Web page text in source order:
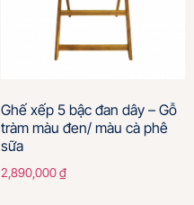
Ghế xếp 5 bậc đan dây – Gỗ
tràm màu đen/ màu cà phê
sữa
2,890,000₫